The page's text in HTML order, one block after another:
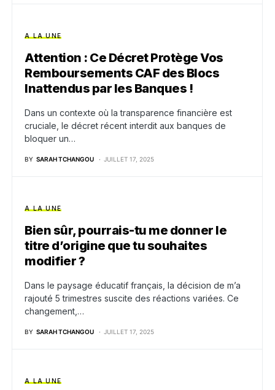
A LA UNE
Attention : Ce Décret Protège Vos
Remboursements CAF des Blocs
Inattendus par les Banques !
Dans un contexte où la transparence financière est
cruciale, le décret récent interdit aux banques de
bloquer un…
BY SARAH TCHANGOU JUILLET 17, 2025
A LA UNE
Bien sûr, pourrais-tu me donner le
titre d’origine que tu souhaites
modifier ?
Dans le paysage éducatif français, la décision de m’a
rajouté 5 trimestres suscite des réactions variées. Ce
changement,…
BY SARAH TCHANGOU JUILLET 17, 2025
A LA UNE